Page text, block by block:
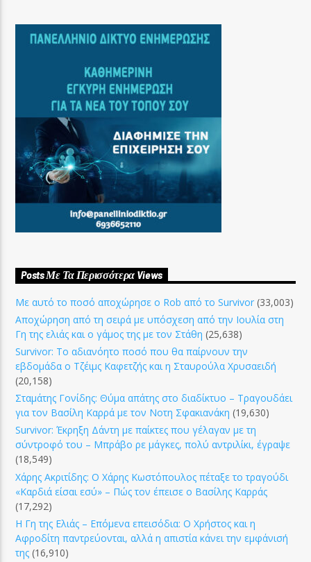
Posts Με Τα Περισσότερα Views
Με αυτό το ποσό αποχώρησε ο Rob από το Survivor (33,003)
Αποχώρηση από τη σειρά με υπόσχεση από την Ιουλία στη
Γη της ελιάς και ο γάμος της με τον Στάθη (25,638)
Survivor: Το αδιανόητο ποσό που θα παίρνουν την
εβδομάδα ο Τζέιμς Καφετζής και η Σταυρούλα Χρυσαειδή
(20,158)
Σταμάτης Γονίδης: Θύμα απάτης στο διαδίκτυο – Τραγουδάει
για τον Βασίλη Καρρά με τον Νοτη Σφακιανάκη (19,630)
Survivor: Έκρηξη Δάντη με παίκτες που γέλαγαν με τη
σύντροφό του – Μπράβο ρε μάγκες, πολύ αντριλίκι, έγραψε
(18,549)
Χάρης Ακριτίδης: Ο Χάρης Κωστόπουλος πέταξε το τραγούδι
«Καρδιά είσαι εσύ» – Πώς τον έπεισε ο Βασίλης Καρράς
(17,292)
Η Γη της Ελιάς – Επόμενα επεισόδια: Ο Χρήστος και η
Αφροδίτη παντρεύονται, αλλά η απιστία κάνει την εμφάνισή
της (16,910)